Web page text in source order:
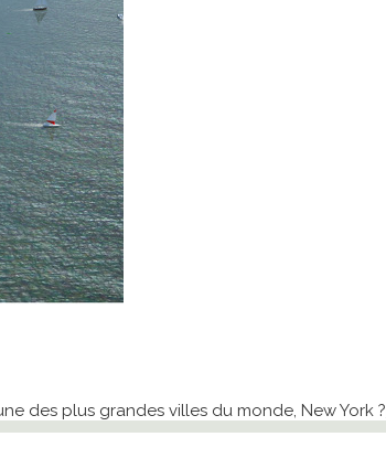
des plus grandes villes du monde, New York ?